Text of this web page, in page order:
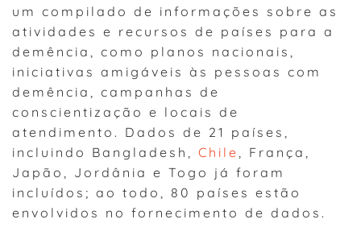
um compilado de informações sobre as
atividades e recursos de países para a
demência, como planos nacionais,
iniciativas amigáveis às pessoas com
demência, campanhas de
conscientização e locais de
atendimento. Dados de 21 países,
incluindo Bangladesh, Chile
, França,
Japão, Jordânia e Togo já foram
incluídos; ao todo, 80 países estão
envolvidos no fornecimento de dados.